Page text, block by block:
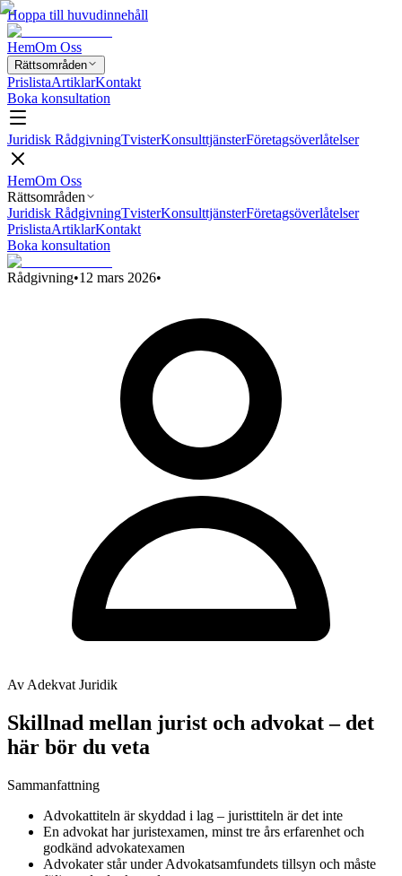
Hoppa till huvudinnehåll
HemOm Oss
Rättsområden
PrislistaArtiklarKontakt
Boka konsultation
Juridisk RådgivningTvisterKonsulttjänsterFöretagsöverlåtelser
HemOm Oss
Rättsområden
Juridisk RådgivningTvisterKonsulttjänsterFöretagsöverlåtelser
PrislistaArtiklarKontakt
Boka konsultation
Rådgivning•12 mars 2026•
Av Adekvat Juridik
Skillnad mellan jurist och advokat – det
här bör du veta
Sammanfattning
Advokattiteln är skyddad i lag – juristtiteln är det inte
En advokat har juristexamen, minst tre års erfarenhet och
godkänd advokatexamen
Advokater står under Advokatsamfundets tillsyn och måste